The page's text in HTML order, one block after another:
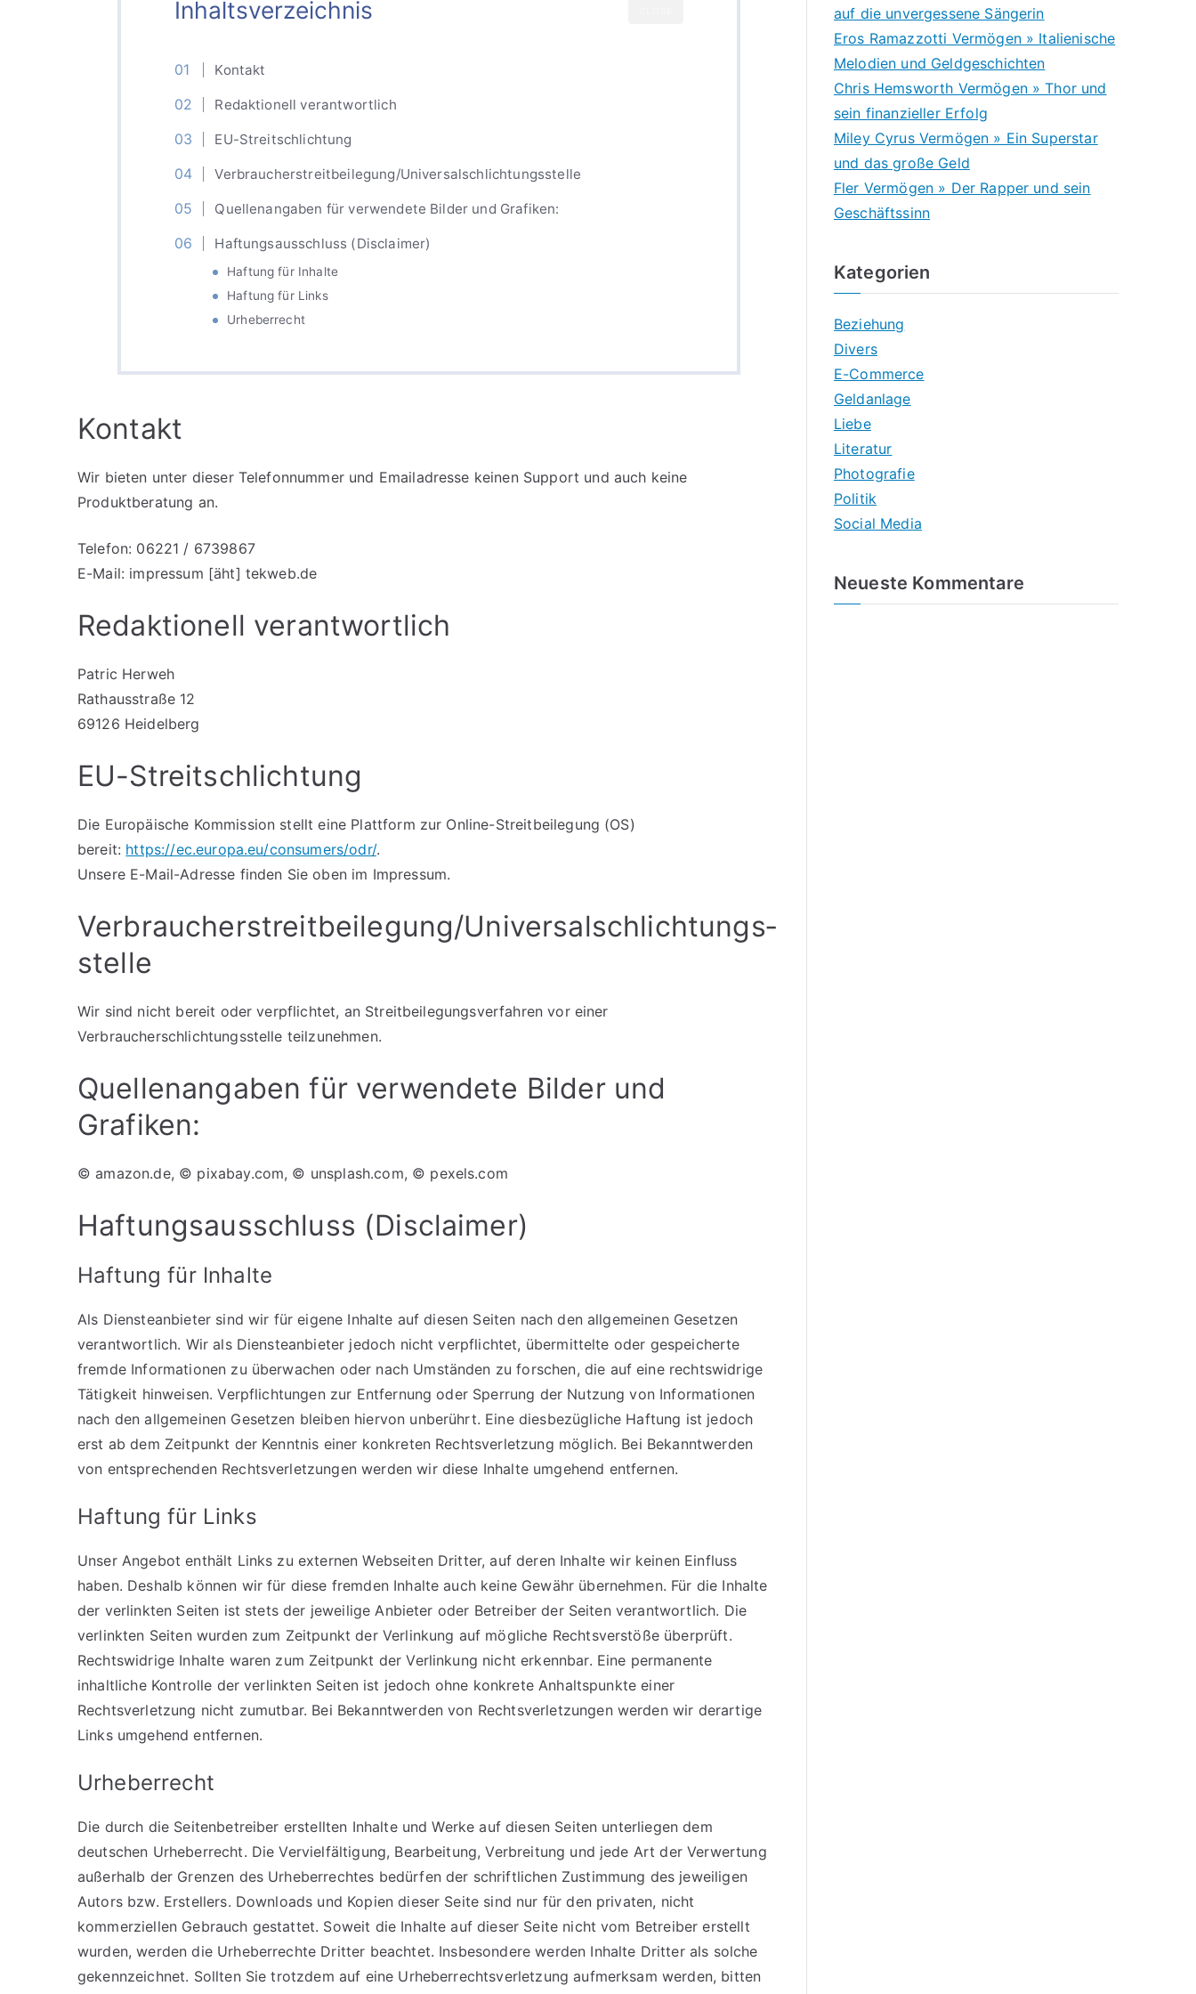
Inhaltsverzeichnis
Kontakt
Redaktionell verantwortlich
EU-Streitschlichtung
Verbraucher­streit­beilegung/Universal­schlichtungs­stelle
Quellenangaben für verwendete Bilder und Grafiken:
Haftungsausschluss (Disclaimer)
Haftung für Inhalte
Haftung für Links
Urheberrecht
Kontakt
Wir bieten unter dieser Telefonnummer und Emailadresse keinen Support und auch keine
Produktberatung an.
Telefon: 06221 / 6739867
E-Mail: impressum [äht] tekweb.de
Redaktionell verantwortlich
Patric Herweh
Rathausstraße 12
69126 Heidelberg
EU-Streitschlichtung
Die Europäische Kommission stellt eine Plattform zur Online-Streitbeilegung (OS)
bereit: https://ec.europa.eu/consumers/odr/.
Unsere E-Mail-Adresse finden Sie oben im Impressum.
Verbraucher­streit­beilegung/Universal­schlichtungs­
stelle
Wir sind nicht bereit oder verpflichtet, an Streitbeilegungsverfahren vor einer
Verbraucherschlichtungsstelle teilzunehmen.
Quellenangaben für verwendete Bilder und
Grafiken:
© amazon.de, © pixabay.com, © unsplash.com, © pexels.com
Haftungsausschluss (Disclaimer)
Haftung für Inhalte
Als Diensteanbieter sind wir für eigene Inhalte auf diesen Seiten nach den allgemeinen Gesetzen
verantwortlich. Wir als Diensteanbieter jedoch nicht verpflichtet, übermittelte oder gespeicherte
fremde Informationen zu überwachen oder nach Umständen zu forschen, die auf eine rechtswidrige
Tätigkeit hinweisen. Verpflichtungen zur Entfernung oder Sperrung der Nutzung von Informationen
nach den allgemeinen Gesetzen bleiben hiervon unberührt. Eine diesbezügliche Haftung ist jedoch
erst ab dem Zeitpunkt der Kenntnis einer konkreten Rechtsverletzung möglich. Bei Bekanntwerden
von entsprechenden Rechtsverletzungen werden wir diese Inhalte umgehend entfernen.
Haftung für Links
Unser Angebot enthält Links zu externen Webseiten Dritter, auf deren Inhalte wir keinen Einfluss
haben. Deshalb können wir für diese fremden Inhalte auch keine Gewähr übernehmen. Für die Inhalte
der verlinkten Seiten ist stets der jeweilige Anbieter oder Betreiber der Seiten verantwortlich. Die
verlinkten Seiten wurden zum Zeitpunkt der Verlinkung auf mögliche Rechtsverstöße überprüft.
Rechtswidrige Inhalte waren zum Zeitpunkt der Verlinkung nicht erkennbar. Eine permanente
inhaltliche Kontrolle der verlinkten Seiten ist jedoch ohne konkrete Anhaltspunkte einer
Rechtsverletzung nicht zumutbar. Bei Bekanntwerden von Rechtsverletzungen werden wir derartige
Links umgehend entfernen.
Urheberrecht
Die durch die Seitenbetreiber erstellten Inhalte und Werke auf diesen Seiten unterliegen dem
deutschen Urheberrecht. Die Vervielfältigung, Bearbeitung, Verbreitung und jede Art der Verwertung
außerhalb der Grenzen des Urheberrechtes bedürfen der schriftlichen Zustimmung des jeweiligen
Autors bzw. Erstellers. Downloads und Kopien dieser Seite sind nur für den privaten, nicht
kommerziellen Gebrauch gestattet. Soweit die Inhalte auf dieser Seite nicht vom Betreiber erstellt
wurden, werden die Urheberrechte Dritter beachtet. Insbesondere werden Inhalte Dritter als solche
gekennzeichnet. Sollten Sie trotzdem auf eine Urheberrechtsverletzung aufmerksam werden, bitten
auf die unvergessene Sängerin
Eros Ramazzotti Vermögen » Italienische
Melodien und Geldgeschichten
Chris Hemsworth Vermögen » Thor und
sein finanzieller Erfolg
Miley Cyrus Vermögen » Ein Superstar
und das große Geld
Fler Vermögen » Der Rapper und sein
Geschäftssinn
Kategorien
Beziehung
Divers
E-Commerce
Geldanlage
Liebe
Literatur
Photografie
Politik
Social Media
Neueste Kommentare